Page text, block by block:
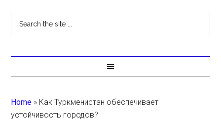
Home » Как Туркменистан обеспечивает
устойчивость городов?